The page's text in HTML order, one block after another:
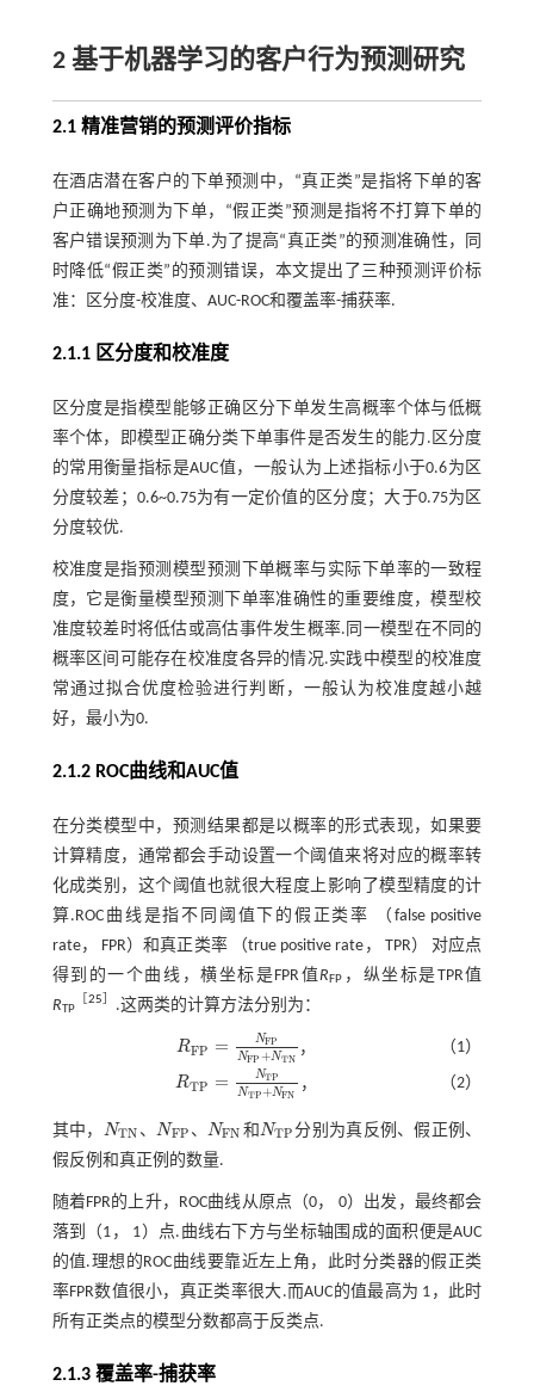
2 基于机器学习的客户行为预测研究
2.1 精准营销的预测评价指标
在酒店潜在客户的下单预测中，“真正类”是指将下单的客
户正确地预测为下单，“假正类”预测是指将不打算下单的
客户错误预测为下单.为了提高“真正类”的预测准确性，同
时降低“假正类”的预测错误，本文提出了三种预测评价标
准：区分度-校准度、AUC-ROC和覆盖率-捕获率.
2.1.1 区分度和校准度
区分度是指模型能够正确区分下单发生高概率个体与低概
率个体，即模型正确分类下单事件是否发生的能力.区分度
的常用衡量指标是AUC值，一般认为上述指标小于0.6为区
分度较差；0.6~0.75为有一定价值的区分度；大于0.75为区
分度较优.
校准度是指预测模型预测下单概率与实际下单率的一致程
度，它是衡量模型预测下单率准确性的重要维度，模型校
准度较差时将低估或高估事件发生概率.同一模型在不同的
概率区间可能存在校准度各异的情况.实践中模型的校准度
常通过拟合优度检验进行判断，一般认为校准度越小越
好，最小为0.
2.1.2 ROC曲线和AUC值
在分类模型中，预测结果都是以概率的形式表现，如果要
计算精度，通常都会手动设置一个阈值来将对应的概率转
化成类别，这个阈值也就很大程度上影响了模型精度的计
算.ROC曲线是指不同阈值下的假正类率 （false positive
rate， FPR）和真正类率 （true positive rate， TPR） 对应点
得到的一个曲线，横坐标是FPR值RFP ，纵坐标是TPR值
RTP
［25］ .这两类的计算方法分别为：
RFP = NFP
NFP +NTN
RFP= NFP NFP+NTN ， （1）
RTP = NTP
NTP+NFN
RTP= NT PNTP+NFN ， （2）
其中， NTN
NTN 、NFP
NFP 、NFN
NFN 和 NTP
NTP 分别为真反例、假正例、
假反例和真正例的数量.
随着FPR的上升，ROC曲线从原点（0， 0）出发，最终都会
落到（1， 1）点.曲线右下方与坐标轴围成的面积便是AUC
的值.理想的ROC曲线要靠近左上角，此时分类器的假正类
率FPR数值很小，真正类率很大.而AUC的值最高为 1，此时
所有正类点的模型分数都高于反类点.
2.1.3 覆盖率-捕获率